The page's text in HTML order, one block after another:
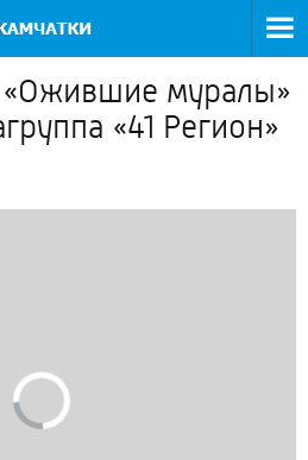
«Ожившие муралы»
«41 Регион»